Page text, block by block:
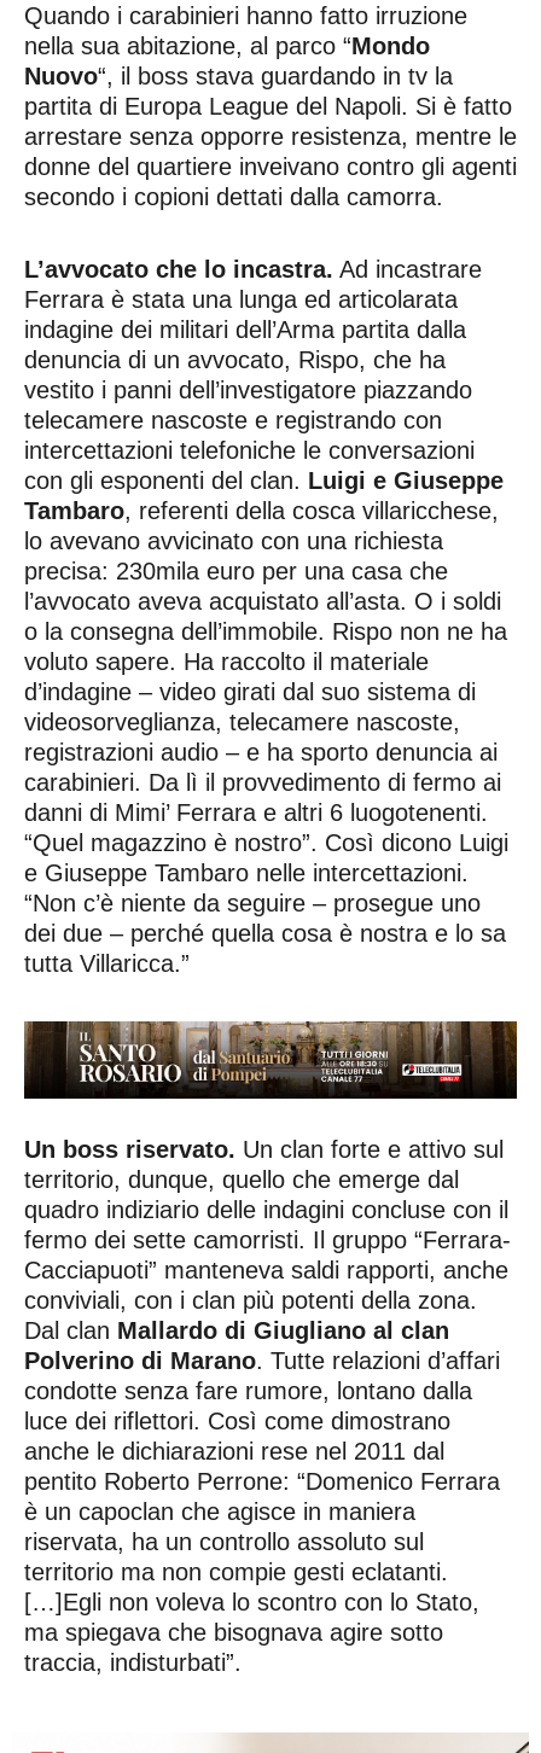
Quando i carabinieri hanno fatto irruzione
nella sua abitazione, al parco “Mondo
Nuovo“, il boss stava guardando in tv la
partita di Europa League del Napoli. Si è fatto
arrestare senza opporre resistenza, mentre le
donne del quartiere inveivano contro gli agenti
secondo i copioni dettati dalla camorra.
L’avvocato che lo incastra. Ad incastrare
Ferrara è stata una lunga ed articolarata
indagine dei militari dell’Arma partita dalla
denuncia di un avvocato, Rispo, che ha
vestito i panni dell’investigatore piazzando
telecamere nascoste e registrando con
intercettazioni telefoniche le conversazioni
con gli esponenti del clan. Luigi e Giuseppe
Tambaro, referenti della cosca villaricchese,
lo avevano avvicinato con una richiesta
precisa: 230mila euro per una casa che
l’avvocato aveva acquistato all’asta. O i soldi
o la consegna dell’immobile. Rispo non ne ha
voluto sapere. Ha raccolto il materiale
d’indagine – video girati dal suo sistema di
videosorveglianza, telecamere nascoste,
registrazioni audio – e ha sporto denuncia ai
carabinieri. Da lì il provvedimento di fermo ai
danni di Mimi’ Ferrara e altri 6 luogotenenti.
“Quel magazzino è nostro”. Così dicono Luigi
e Giuseppe Tambaro nelle intercettazioni.
“Non c’è niente da seguire – prosegue uno
dei due – perché quella cosa è nostra e lo sa
tutta Villaricca.”
Un boss riservato. Un clan forte e attivo sul
territorio, dunque, quello che emerge dal
quadro indiziario delle indagini concluse con il
fermo dei sette camorristi. Il gruppo “Ferrara-
Cacciapuoti” manteneva saldi rapporti, anche
conviviali, con i clan più potenti della zona.
Dal clan Mallardo di Giugliano al clan
Polverino di Marano. Tutte relazioni d’affari
condotte senza fare rumore, lontano dalla
luce dei riflettori. Così come dimostrano
anche le dichiarazioni rese nel 2011 dal
pentito Roberto Perrone: “Domenico Ferrara
è un capoclan che agisce in maniera
riservata, ha un controllo assoluto sul
territorio ma non compie gesti eclatanti.
[…]Egli non voleva lo scontro con lo Stato,
ma spiegava che bisognava agire sotto
traccia, indisturbati”.